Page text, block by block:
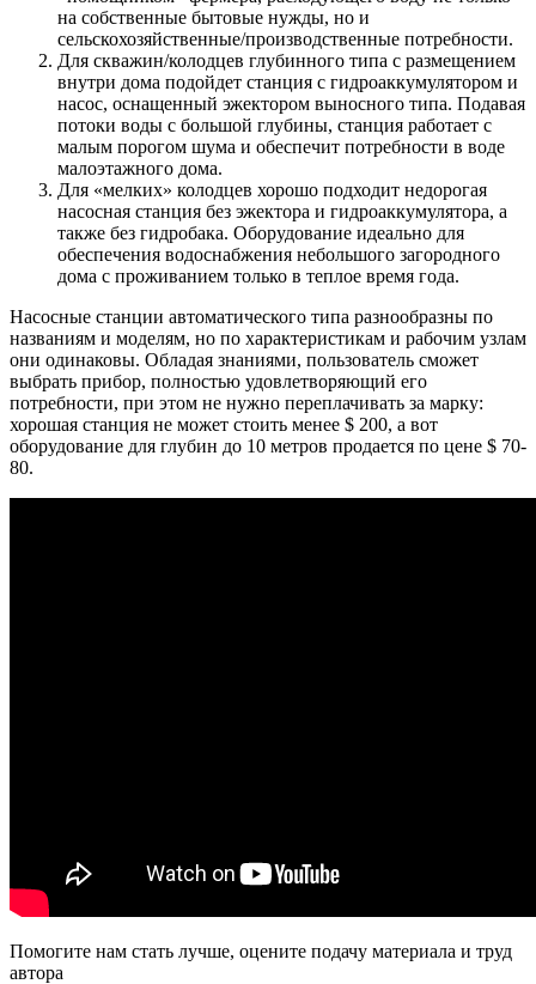
на собственные бытовые нужды, но и
сельскохозяйственные/производственные потребности.
Для скважин/колодцев глубинного типа с размещением
внутри дома подойдет станция с гидроаккумулятором и
насос, оснащенный эжектором выносного типа. Подавая
потоки воды с большой глубины, станция работает с
малым порогом шума и обеспечит потребности в воде
малоэтажного дома.
Для «мелких» колодцев хорошо подходит недорогая
насосная станция без эжектора и гидроаккумулятора, а
также без гидробака. Оборудование идеально для
обеспечения водоснабжения небольшого загородного
дома с проживанием только в теплое время года.
Насосные станции автоматического типа разнообразны по
названиям и моделям, но по характеристикам и рабочим узлам
они одинаковы. Обладая знаниями, пользователь сможет
выбрать прибор, полностью удовлетворяющий его
потребности, при этом не нужно переплачивать за марку:
хорошая станция не может стоить менее $ 200, а вот
оборудование для глубин до 10 метров продается по цене $ 70-
80.
Помогите нам стать лучше, оцените подачу материала и труд
автора